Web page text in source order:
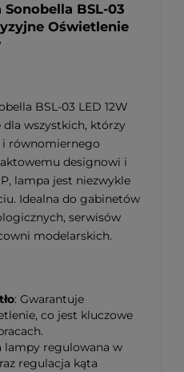
BSL-03
Oświetlenie
BSL-03 LED 12W
dla wszystkich, którzy
równomiernego
designowi i
lampa jest niezwykle
Idealna do gabinetów
serwisów
modelarskich.
: Gwarantuje
co jest kluczowe
lampy regulowana w
regulacja kąta